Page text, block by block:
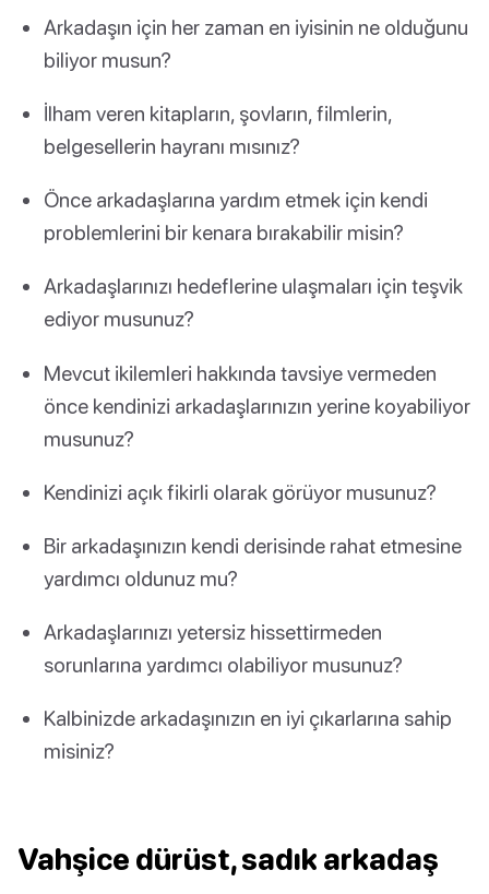
Arkadaşın için her zaman en iyisinin ne olduğunu
biliyor musun?
İlham veren kitapların, şovların, filmlerin,
belgesellerin hayranı mısınız?
Önce arkadaşlarına yardım etmek için kendi
problemlerini bir kenara bırakabilir misin?
Arkadaşlarınızı hedeflerine ulaşmaları için teşvik
ediyor musunuz?
Mevcut ikilemleri hakkında tavsiye vermeden
önce kendinizi arkadaşlarınızın yerine koyabiliyor
musunuz?
Kendinizi açık fikirli olarak görüyor musunuz?
Bir arkadaşınızın kendi derisinde rahat etmesine
yardımcı oldunuz mu?
Arkadaşlarınızı yetersiz hissettirmeden
sorunlarına yardımcı olabiliyor musunuz?
Kalbinizde arkadaşınızın en iyi çıkarlarına sahip
misiniz?
Vahşice dürüst, sadık arkadaş